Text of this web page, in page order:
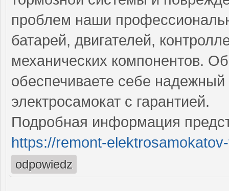
проблем наши
батарей, двигателей,
механических компонентов.
обеспечиваете себе
электросамокат с гарантией.
Подробная информация
https://remont-
odpowiedz